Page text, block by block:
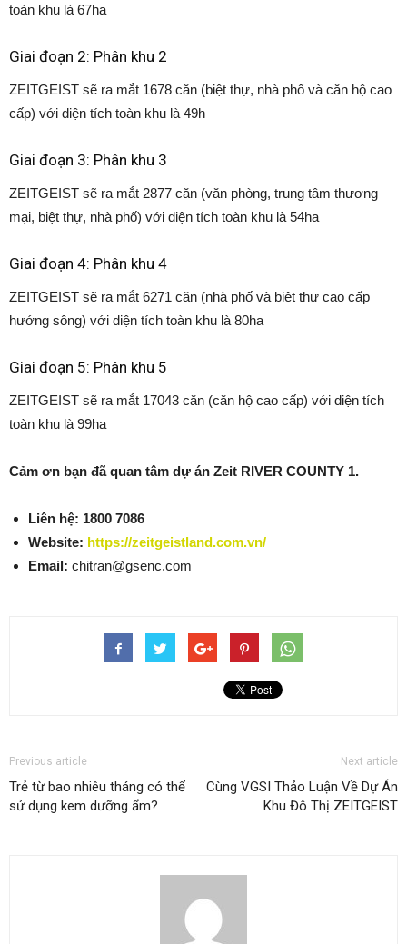
toàn khu là 67ha
Giai đoạn 2: Phân khu 2
ZEITGEIST sẽ ra mắt 1678 căn (biệt thự, nhà phố và căn hộ cao
cấp) với diện tích toàn khu là 49h
Giai đoạn 3: Phân khu 3
ZEITGEIST sẽ ra mắt 2877 căn (văn phòng, trung tâm thương
mại, biệt thự, nhà phố) với diện tích toàn khu là 54ha
Giai đoạn 4: Phân khu 4
ZEITGEIST sẽ ra mắt 6271 căn (nhà phố và biệt thự cao cấp
hướng sông) với diện tích toàn khu là 80ha
Giai đoạn 5: Phân khu 5
ZEITGEIST sẽ ra mắt 17043 căn (căn hộ cao cấp) với diện tích
toàn khu là 99ha
Cảm ơn bạn đã quan tâm dự án Zeit RIVER COUNTY 1.
Liên hệ: 1800 7086
Website: https://zeitgeistland.com.vn/
Email: chitran@gsenc.com
Previous article
Trẻ từ bao nhiêu tháng có thể
sử dụng kem dưỡng ẩm?
Next article
Cùng VGSI Thảo Luận Về Dự Án
Khu Đô Thị ZEITGEIST